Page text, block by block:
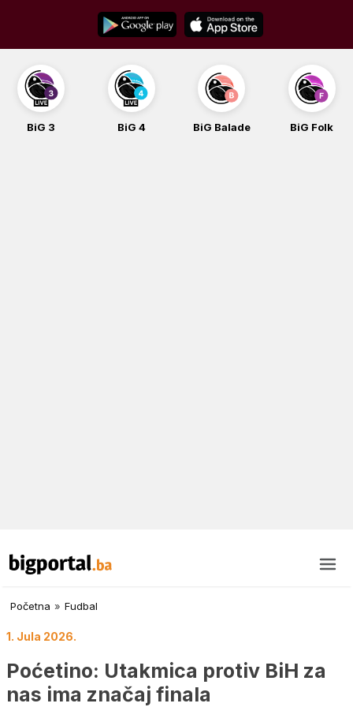
content
BiG 3 BiG 4 BiG Balade BiG Folk
Početna » Fudbal
1. Jula 2026.
Poćetino: Utakmica protiv BiH za
nas ima značaj finala